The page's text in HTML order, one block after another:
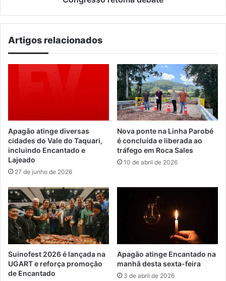
Artigos relacionados
Apagão atinge diversas
cidades do Vale do Taquari,
incluindo Encantado e
Lajeado
27 de junho de 2026
Nova ponte na Linha Parobé
é concluída e liberada ao
tráfego em Roca Sales
10 de abril de 2026
Suinofest 2026 é lançada na
UGART e reforça promoção
de Encantado
Apagão atinge Encantado na
manhã desta sexta-feira
3 de abril de 2026